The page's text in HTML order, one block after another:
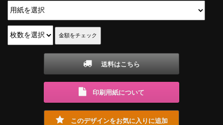
送料はこちら
印刷用紙について
このデザインをお気に入りに追加